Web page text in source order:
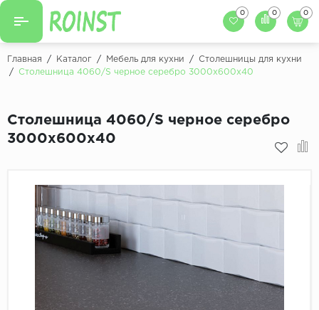
Назад Назад
Столешницы для
Кухонный фартук
Декоры фасадов
Декоры кухонных фартуков
Декоры ЛДСП для мебели
Декоры обоев под мебель
0 0 0
Главная / Каталог / Мебель для кухни /
Столешницы для кухни
/
Столешница 4060/S черное серебро 3000х600х40
Столешница 4060/S черное серебро
3000х600х40